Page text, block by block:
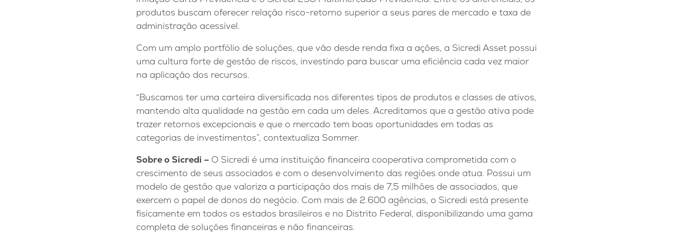
produtos buscam oferecer relação risco-retorno superior a seus pares de mercado e taxa de
administração acessível.
Com um amplo portfólio de soluções, que vão desde renda fixa a ações, a Sicredi Asset possui
uma cultura forte de gestão de riscos, investindo para buscar uma eficiência cada vez maior
na aplicação dos recursos.
“Buscamos ter uma carteira diversificada nos diferentes tipos de produtos e classes de ativos,
mantendo alta qualidade na gestão em cada um deles. Acreditamos que a gestão ativa pode
trazer retornos excepcionais e que o mercado tem boas oportunidades em todas as
categorias de investimentos”, contextualiza Sommer.
Sobre o Sicredi – O Sicredi é uma instituição financeira cooperativa comprometida com o
crescimento de seus associados e com o desenvolvimento das regiões onde atua. Possui um
modelo de gestão que valoriza a participação dos mais de 7,5 milhões de associados, que
exercem o papel de donos do negócio. Com mais de 2.600 agências, o Sicredi está presente
fisicamente em todos os estados brasileiros e no Distrito Federal, disponibilizando uma gama
completa de soluções financeiras e não financeiras.